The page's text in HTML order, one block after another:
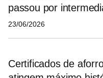
passou por
23/06/2026
Certificados de